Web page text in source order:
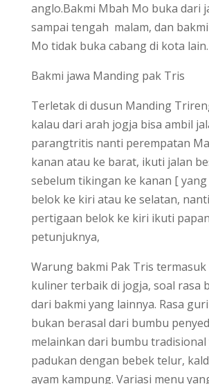
anglo.Bakmi Mbah Mo buka dari
sampai tengah malam, dan
Mo tidak buka cabang di kota lain.
Bakmi jawa Manding pak Tris
Terletak di dusun Manding
kalau dari arah jogja bisa ambil
parangtritis nanti perempatan
kanan atau ke barat, ikuti jalan
sebelum tikingan ke kanan [ yang
belok ke kiri atau ke selatan,
pertigaan belok ke kiri ikuti papan
petunjuknya,
Warung bakmi Pak Tris termasuk
kuliner terbaik di jogja, soal rasa
dari bakmi yang lainnya. Rasa
bukan berasal dari bumbu
melainkan dari bumbu tradisional
padukan dengan bebek telur,
ayam kampung. Variasi menu